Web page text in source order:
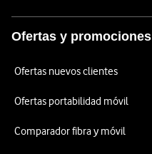
Ofertas y promociones
Ofertas nuevos clientes
Ofertas portabilidad móvil
Comparador fibra y móvil